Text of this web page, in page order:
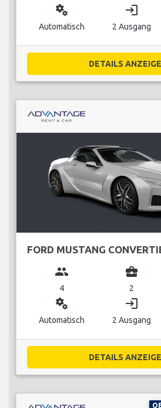
miscellaneous_services
Automatisch
login
2 Ausgang
DETAILS
FORD MUSTANG
group
4
business_center
2
miscellaneous_services
Automatisch
login
2 Ausgang
DETAILS